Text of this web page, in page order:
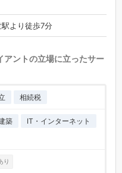
より徒歩7分
アントの立場に立ったサー
相続税
築
IT・インターネット
り